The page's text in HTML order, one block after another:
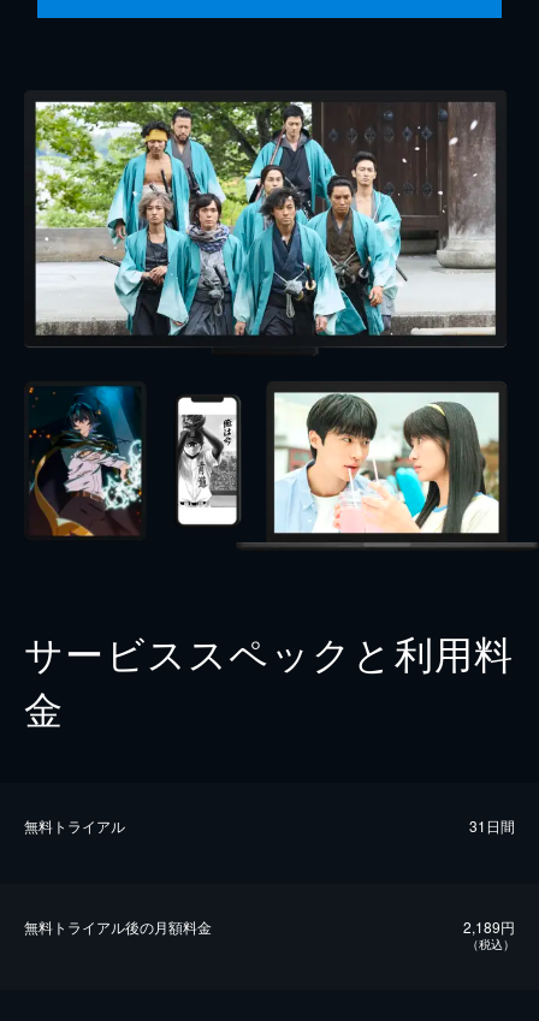
サービススペックと利用料
金
無料トライアル 31日間
無料トライアル後の⽉額料金 2,189円
（税込）